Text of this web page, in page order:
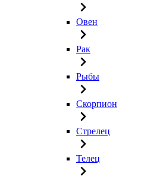
Овен
Рак
Рыбы
Скорпион
Стрелец
Телец